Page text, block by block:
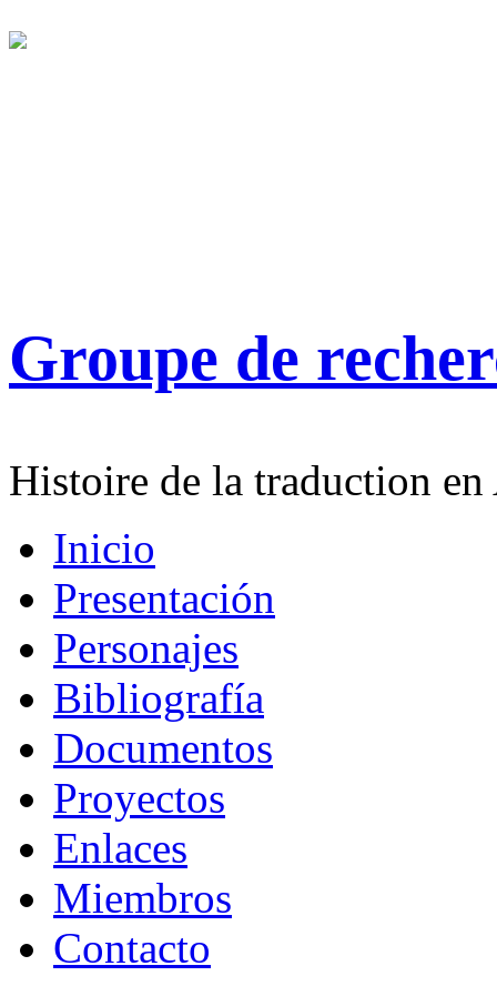
Groupe de
Histoire de la traduction
Inicio
Presentación
Personajes
Bibliografía
Documentos
Proyectos
Enlaces
Miembros
Contacto